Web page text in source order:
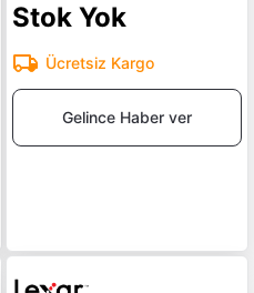
Stok Yok
Ücretsiz Kargo
Gelince Haber ver